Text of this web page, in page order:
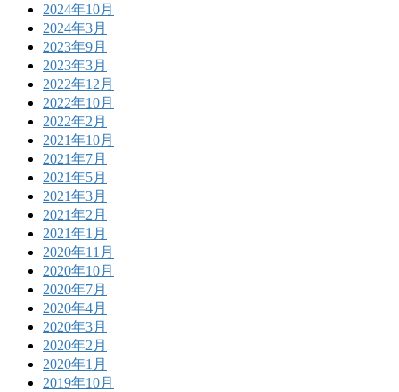
2024年10月
2024年3月
2023年9月
2023年3月
2022年12月
2022年10月
2022年2月
2021年10月
2021年7月
2021年5月
2021年3月
2021年2月
2021年1月
2020年11月
2020年10月
2020年7月
2020年4月
2020年3月
2020年2月
2020年1月
2019年10月